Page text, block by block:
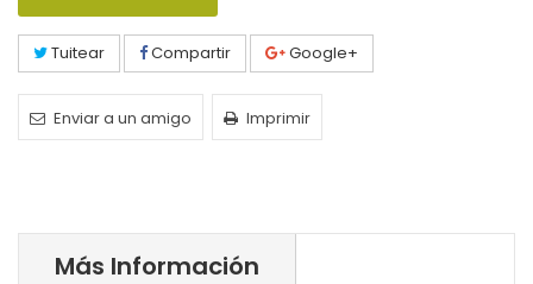
Tuitear Compartir Google+
Enviar a un amigo Imprimir
Más Información